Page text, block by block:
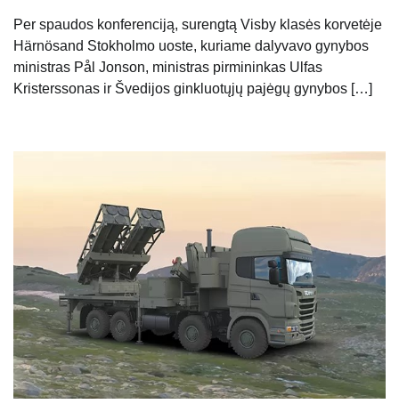
Per spaudos konferenciją, surengtą Visby klasės korvetėje
Härnösand Stokholmo uoste, kuriame dalyvavo gynybos
ministras Pål Jonson, ministras pirmininkas Ulfas
Kristerssonas ir Švedijos ginkluotųjų pajėgų gynybos […]